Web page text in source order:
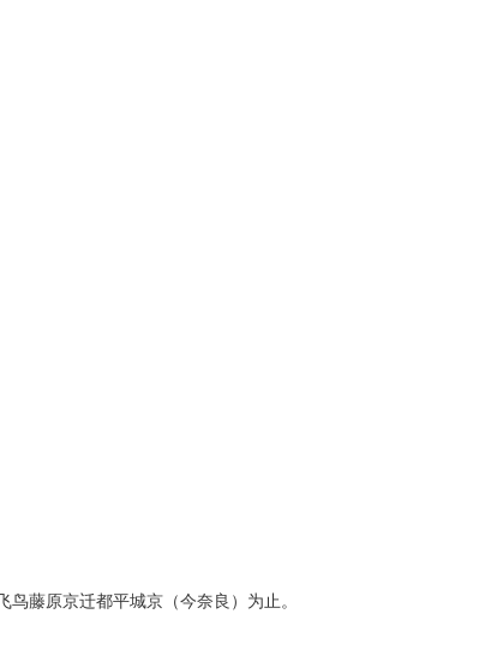
藤原京迁都平城京（今奈良）为止。